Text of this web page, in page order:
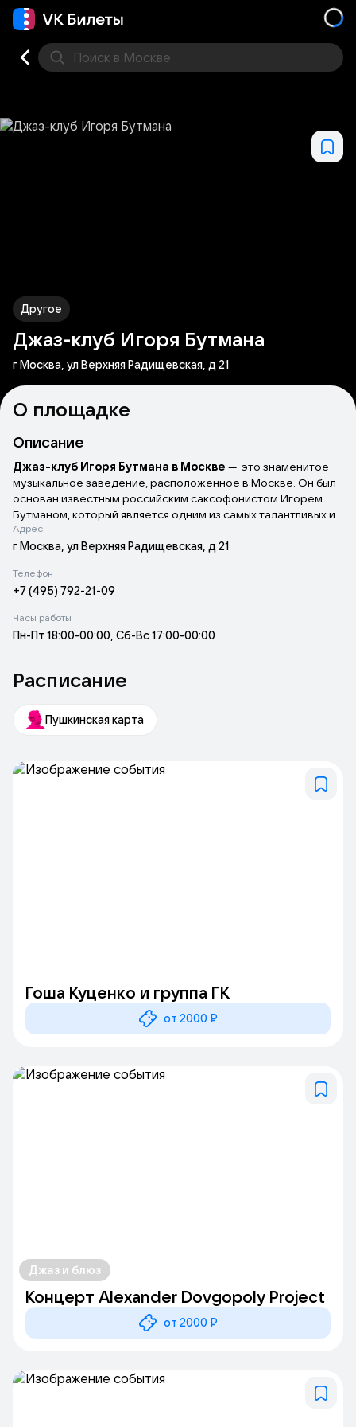
Поиск в Москве
Другое
Джаз-клуб Игоря Бутмана
г Москва, ул Верхняя Радищевская, д 21
О площадке
Описание
Джаз-клуб Игоря Бутмана в Москве — это знаменитое
музыкальное заведение, расположенное в Москве. Он был
основан известным российским саксофонистом Игорем
Бутманом, который является одним из самых талантливых и
узнаваемых джазовых музыкантов в России.
Джаз-клуб Игоря Бутмана славится своей уютной
ценителей джазовой музыки. Здесь можно увидеть
фотографии и афиши с прошлых концертов, а также
Игоря Бутмана.
Здесь можно насладиться выступлениями выдающихся
приглашает известных гостей и организует концерты,
фестивали и мастер-классы.
выступлениями, где зрители могут насладиться виртуозным
что делает каждое выступление особенным и
Адрес
г Москва, ул Верхняя Радищевская, д 21
Телефон
+7 (495) 792-21-09
Часы работы
Пн-Пт 18:00-00:00, Сб-Вс 17:00-00:00
Расписание
Пушкинская карта
Гоша Куценко и группа ГК
от 2000 ₽
Джаз и блюз
Концерт Alexander Dovgopoly Project
от 2000 ₽